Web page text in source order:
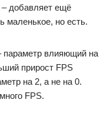
– добавляет ещё
маленькое, но есть.
параметр влияющий на
прирост FPS
на 2, а не на 0.
FPS.